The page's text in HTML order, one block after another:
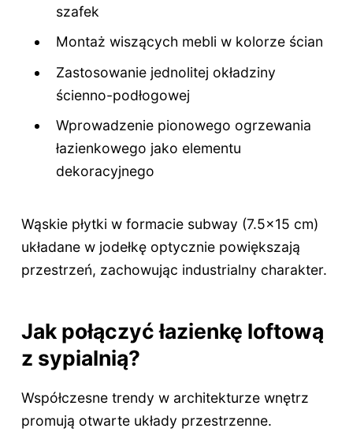
szafek
Montaż wiszących mebli w kolorze ścian
Zastosowanie jednolitej okładziny
ścienno-podłogowej
Wprowadzenie pionowego ogrzewania
łazienkowego jako elementu
dekoracyjnego
Wąskie płytki w formacie subway (7.5x15 cm)
układane w jodełkę optycznie powiększają
przestrzeń, zachowując industrialny charakter.
Jak połączyć łazienkę loftową
z sypialnią?
Współczesne trendy w architekturze wnętrz
promują otwarte układy przestrzenne.